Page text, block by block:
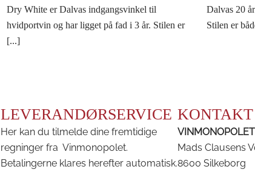
Dry White er Dalvas indgangsvinkel til
hvidportvin og har ligget på fad i 3 år. Stilen er
[...]
Dalvas 20
Stilen er
LEVERANDØRSERVICE
Her kan du tilmelde dine fremtidige
regninger fra Vinmonopolet.
Betalingerne klares herefter automatisk.
KONTAKT
VINMONOPOLET
Mads Clausens
8600 Silkeborg